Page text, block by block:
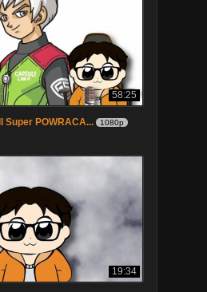
58:25
Super POWRACA... 1080p
19:34